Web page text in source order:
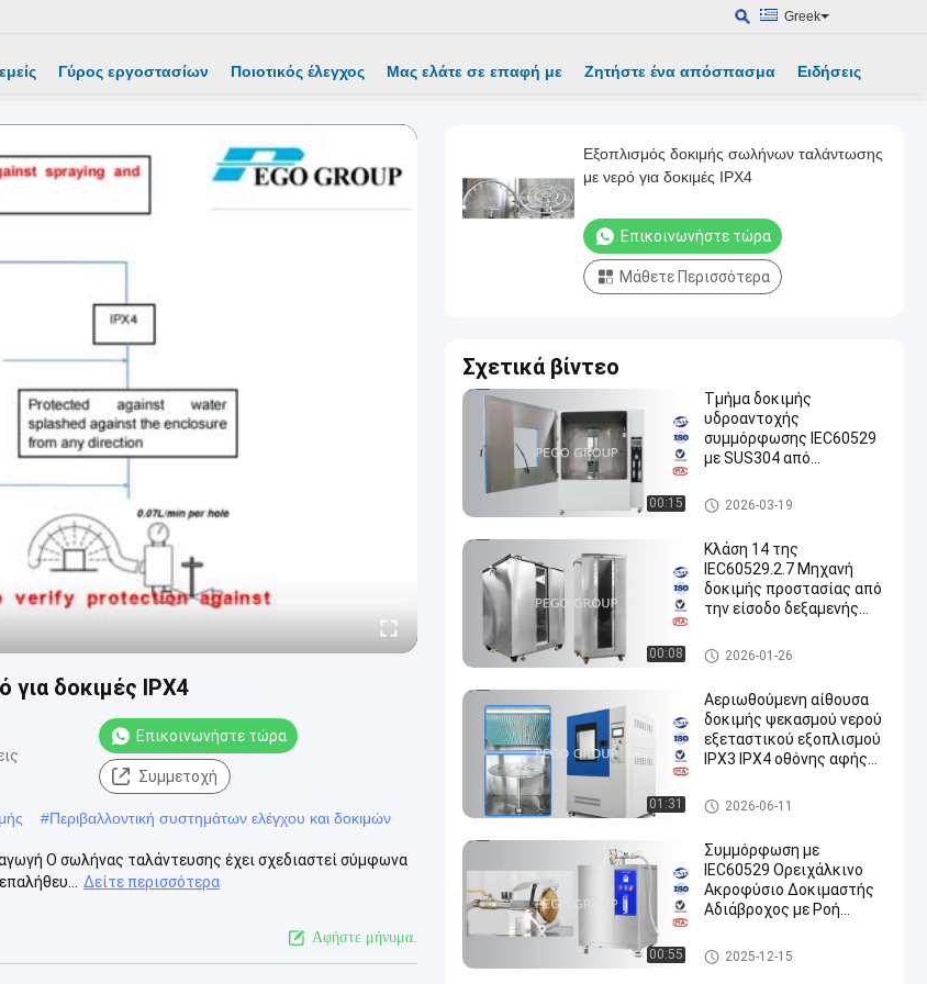
Greek
Γύρος εργοστασίων Ποιοτικός έλεγχος Μας ελάτε σε επαφή με Ζητήστε ένα απόσπασμα Ειδήσεις
δοκιμές IPX4
Επικοινωνήστε τώρα
Συμμετοχή
#Περιβαλλοντική συστημάτων ελέγχου και δοκιμών
Ο σωλήνας ταλάντευσης έχει σχεδιαστεί σύμφωνα
Δείτε περισσότερα
Αφήστε μήνυμα.
Εξοπλισμός δοκιμής σωλήνων ταλάντωσης
με νερό για δοκιμές IPX4
Επικοινωνήστε τώρα
Μάθετε Περισσότερα
Σχετικά βίντεο
00:15
Τμήμα δοκιμής
υδροαντοχής
συμμόρφωσης IEC60529
με SUS304 από
έλεγχο οθόνης αφής PLC
για δοκιμές IPX1-6
εξοπλισμός δοκιμής περιβάλ
λοντος
2026-03-19
00:08
Κλάση 14 της
IEC60529.2.7 Μηχανή
δοκιμής προστασίας από
την είσοδο δεξαμενής
Εξοπλισμός δοκιμής IP
2026-01-26
01:31
Αεριωθούμενη αίθουσα
δοκιμής ψεκασμού νερού
εξεταστικού εξοπλισμού
IPX3 IPX4 οθόνης αφής
Εξοπλισμός δοκιμής IP
2026-06-11
00:55
Συμμόρφωση με
IEC60529 Ορειχάλκινο
Ακροφύσιο Δοκιμαστής
Αδιάβροχος με Ροή
Δοκιμών IPX3 και IPX4
εξοπλισμός δοκιμής περιβάλ
λοντος
2025-12-15